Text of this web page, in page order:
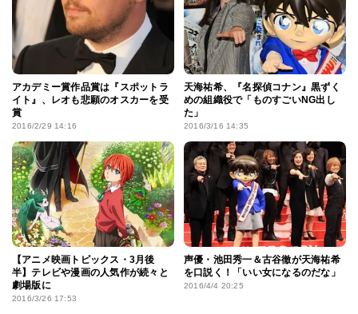
アカデミー賞作品賞は『スポットラ
イト』、レオも悲願のオスカーを受
賞
2016/2/29 14:16
天海祐希、『名探偵コナン』黒ずく
めの組織役で「ものすごいNG出し
た」
2016/3/16 14:35
【アニメ映画トピックス・3月後
半】テレビや漫画の人気作が続々と
劇場版に
2016/3/26 17:53
声優・池田秀一＆古谷徹が天海祐希
を口説く！「いい女になるのだな」
2016/4/4 20:25